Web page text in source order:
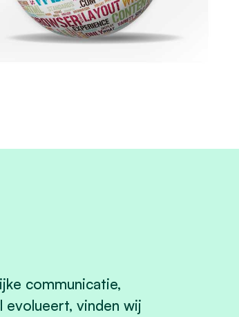
communicatie,
evolueert, vinden wij